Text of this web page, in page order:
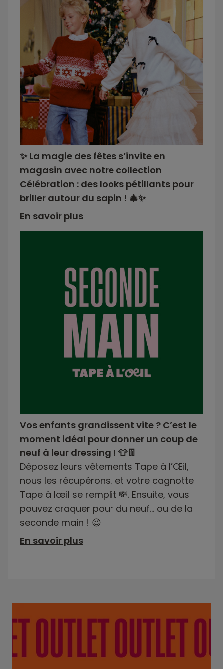
✨ La magie des fêtes s’invite en
magasin avec notre collection
Célébration : des looks pétillants pour
briller autour du sapin ! 🎄✨
En savoir plus
Vos enfants grandissent vite ? C’est le
moment idéal pour donner un coup de
neuf à leur dressing ! 👕👖
Déposez leurs vêtements Tape à l’Œil,
nous les récupérons, et votre cagnotte
Tape à lœil se remplit 💸. Ensuite, vous
pouvez craquer pour du neuf… ou de la
seconde main ! 😉
En savoir plus